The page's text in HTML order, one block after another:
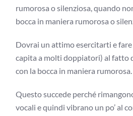
rumorosa o silenziosa, quando
bocca in maniera rumorosa o
Dovrai un attimo esercitarti e
capita a molti doppiatori) al fatto
con la bocca in maniera rumorosa.
Questo succede perché
vocali e quindi vibrano un po’ al